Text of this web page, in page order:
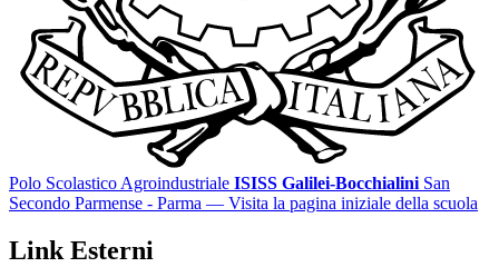
Polo Scolastico Agroindustriale ISISS Galilei-Bocchialini San
Secondo Parmense - Parma — Visita la pagina iniziale della scuola
Link Esterni